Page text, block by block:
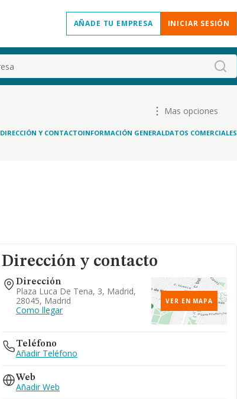
AÑADE TU EMPRESA INICIAR SESIÓN
Mas opciones
DIRECCIÓN Y CONTACTOINFORMACIÓN GENERALDATOS COMERCIALES
Dirección y contacto
Dirección
Plaza Luca De Tena, 3, Madrid,
28045, Madrid
Como llegar
VER EN MAPA
Teléfono
Añadir Teléfono
Web
Añadir Web